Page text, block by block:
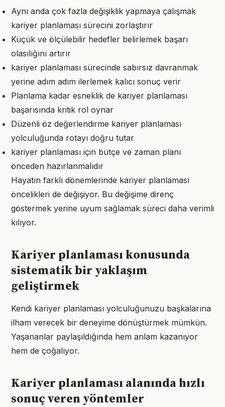
Aynı anda çok fazla değişiklik yapmaya çalışmak
kariyer planlaması sürecini zorlaştırır
Küçük ve ölçülebilir hedefler belirlemek başarı
olasılığını artırır
kariyer planlaması sürecinde sabırsız davranmak
yerine adım adım ilerlemek kalıcı sonuç verir
Planlama kadar esneklik de kariyer planlaması
başarısında kritik rol oynar
Düzenli öz değerlendirme kariyer planlaması
yolculuğunda rotayı doğru tutar
kariyer planlaması için bütçe ve zaman planı
önceden hazırlanmalıdır
Hayatın farklı dönemlerinde kariyer planlaması
öncelikleri de değişiyor. Bu değişime direnç
göstermek yerine uyum sağlamak süreci daha verimli
kılıyor.
Kariyer planlaması konusunda
sistematik bir yaklaşım
geliştirmek
Kendi kariyer planlaması yolculuğunuzu başkalarına
ilham verecek bir deneyime dönüştürmek mümkün.
Yaşananlar paylaşıldığında hem anlam kazanıyor
hem de çoğalıyor.
Kariyer planlaması alanında hızlı
sonuç veren yöntemler